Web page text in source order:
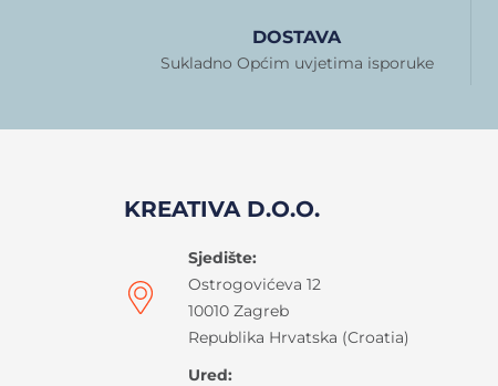
DOSTAVA
Sukladno Općim uvjetima isporuke
KREATIVA D.O.O.
Sjedište:
Ostrogovićeva 12
10010 Zagreb
Republika Hrvatska (Croatia)
Ured: